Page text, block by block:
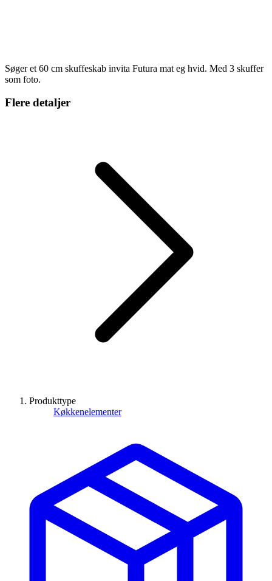
Søger et 60 cm skuffeskab invita Futura mat eg hvid. Med 3 skuffer
som foto.
Flere detaljer
Produkttype
Køkkenelementer